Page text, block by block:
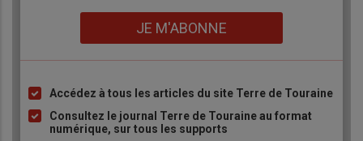
JE M'ABONNE
Liste
à
puce
Accédez à tous les articles du site Terre de Touraine
Consultez le journal Terre de Touraine au format
numérique, sur tous les supports